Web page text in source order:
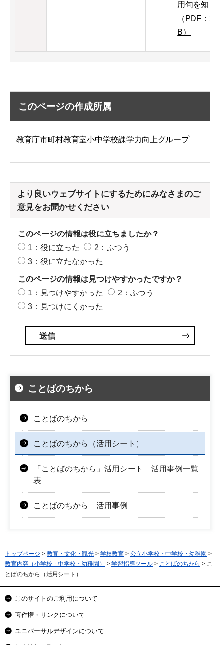
用句を知ろ
（PDF：
B）
このページの作成所属
教育庁市町村教育室小中学校課学力向上グループ
より良いウェブサイトにするためにみなさまのご
意見をお聞かせください
このページの情報は役に立ちましたか？
1：役に立った
2：ふつう
3：役に立たなかった
このページの情報は見つけやすかったですか？
1：見つけやすかった
2：ふつう
3：見つけにくかった
ことばのちから
ことばのちから
ことばのちから（活用シート）
「ことばのちから」活用シート 活用事例一覧
表
ことばのちから 活用事例
トップページ > 教育・文化・観光 > 学校教育 > 公立小学校・中学校・幼稚園 >
教育内容（小学校・中学校・幼稚園）
> 学習指導ツール > ことばのちから > こ
とばのちから（活用シート）
このサイトのご利用について
著作権・リンクについて
ユニバーサルデザインについて